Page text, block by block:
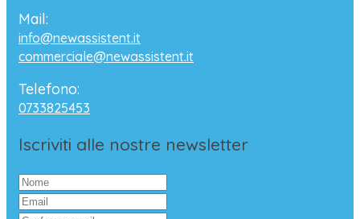
Mail:
info@newassistent.it
commerciale@newassistent.it
Telefono:
0733825453
Iscriviti alle nostre newsletter